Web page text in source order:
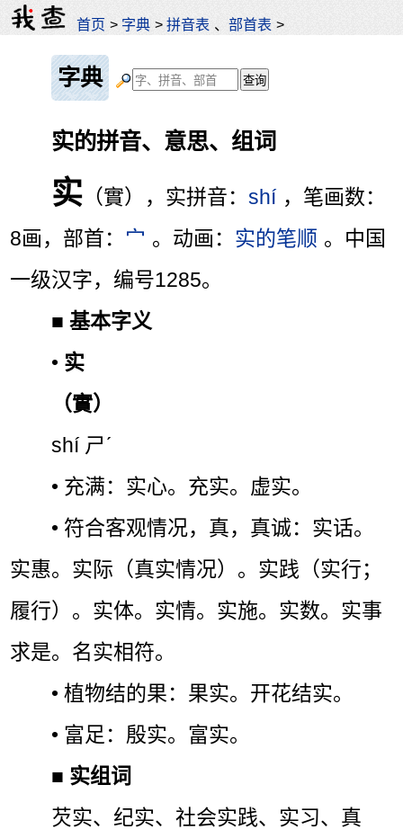
首页 > 字典 >拼音表 、部首表 >
字典
实的拼音、意思、组词
实 （實），实拼音：shí ，笔画数：
8画，部首： 宀 。动画： 实的笔顺 。中国
一级汉字，编号1285。
■基本字义
• 实
（實）
shí ㄕˊ
• 充满：实心。充实。虚实。
• 符合客观情况，真，真诚：实话。
实惠。实际（真实情况）。实践（实行；
履行）。实体。实情。实施。实数。实事
求是。名实相符。
• 植物结的果：果实。开花结实。
• 富足：殷实。富实。
■ 实组词
芡实、纪实、社会实践、实习、真